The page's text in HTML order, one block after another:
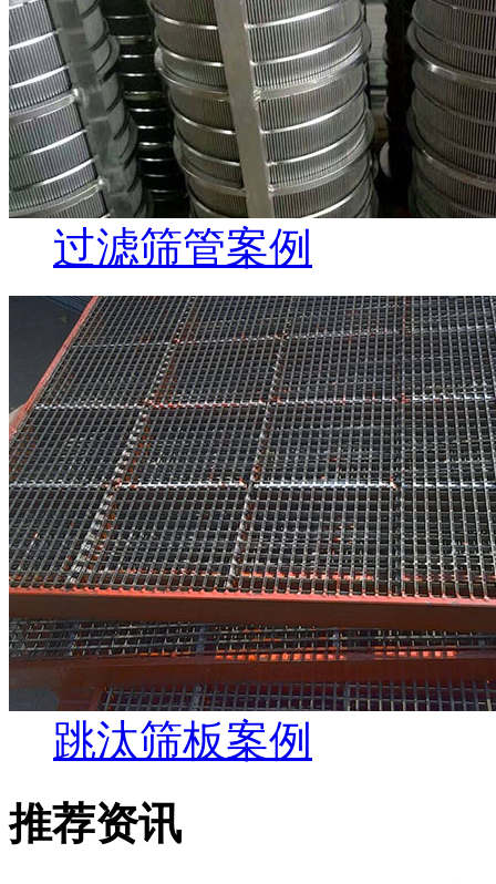
过滤筛管案例
跳汰筛板案例
推荐资讯